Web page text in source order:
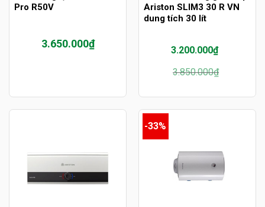
Pro R50V
3.650.000₫
Ariston SLIM3 30 R VN
dung tích 30 lít
3.850.000₫
Giá
gốc
3.850.000₫.
3.200.000₫
Giá
hiện
là:
3.200.000₫.
-33%